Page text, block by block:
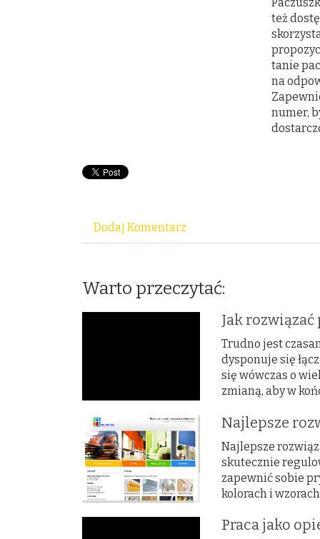
też
tanie
na
numer,
Dodaj Komentarz
Warto przeczytać:
Jak
Trudno jest
dysponuje się
się wówczas o
zmianą, aby w
Najlepsze
Najlepsze
skutecznie
zapewnić sobie
kolorach i
Praca jako